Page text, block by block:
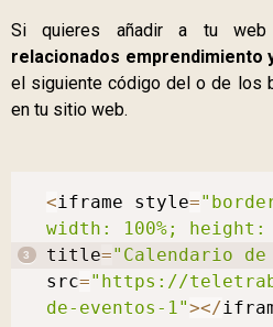
Si quieres añadir a tu
relacionados emprendimiento
el siguiente código del o de los
en tu sitio web.
<iframe style=
width: 100%; height:
title="Calendario de
src="https://
de-eventos-1"></